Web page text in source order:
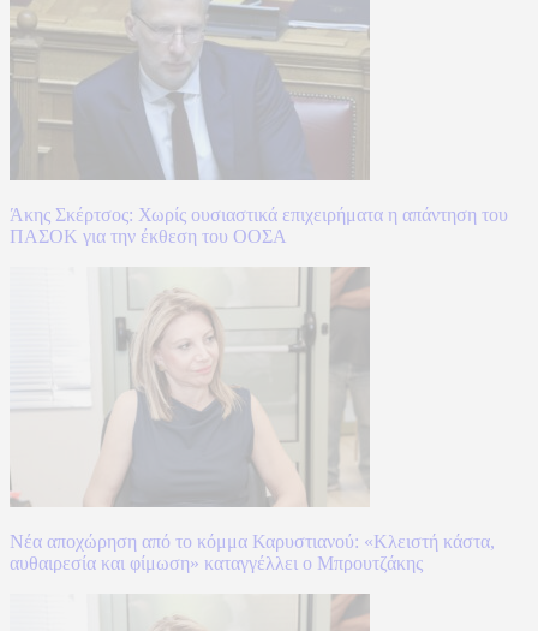
Άκης Σκέρτσος: Χωρίς ουσιαστικά επιχειρήματα η απάντηση του
ΠΑΣΟΚ για την έκθεση του ΟΟΣΑ
Νέα αποχώρηση από το κόμμα Καρυστιανού: «Κλειστή κάστα,
αυθαιρεσία και φίμωση» καταγγέλλει ο Μπρουτζάκης